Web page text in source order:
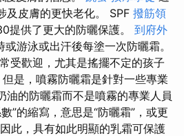
及皮膚的更快老化。 SPF 撥筋領
提供了更大的防曬保護。 到府外
或游泳或出汗後每塗一次防曬霜。
受歡迎，尤其是搖擺不定的孩子
但是，噴霧防曬霜是針對一些專業
油的防曬霜而不是噴霧的專業人員
”的縮寫，意思是“防曬霜”，或更
此，具有如此明顯的乳霜可保護